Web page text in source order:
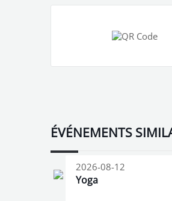
ÉVÉNEMENTS
2026-08-12
Yoga